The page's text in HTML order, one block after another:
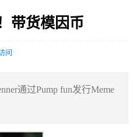
带货模因币
问
通过Pump fun发行Meme